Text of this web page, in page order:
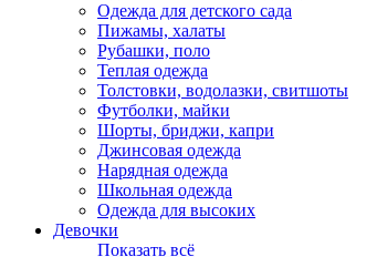
Одежда для детского сада
Пижамы, халаты
Рубашки, поло
Теплая одежда
Толстовки, водолазки, свитшоты
Футболки, майки
Шорты, бриджи, капри
Джинсовая одежда
Нарядная одежда
Школьная одежда
Одежда для высоких
Девочки
Показать всё